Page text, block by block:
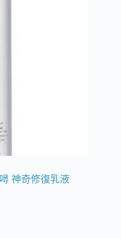
神奇修復乳液